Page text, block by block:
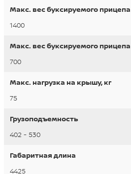
Макс. вес буксируемого
1400
Макс. вес буксируемого
700
Макс. нагрузка на крышу, кг
75
Грузоподъемность
402 - 530
Габаритная длина
4425